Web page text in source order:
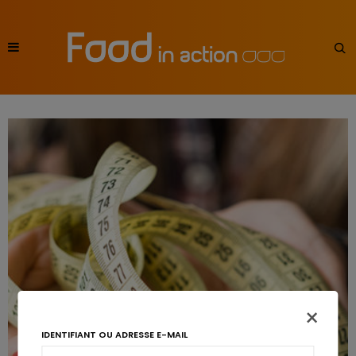
×
IDENTIFIANT OU ADRESSE E-MAIL